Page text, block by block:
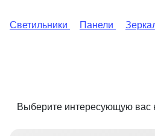
Светильники Панели
Выберите интересующую вас